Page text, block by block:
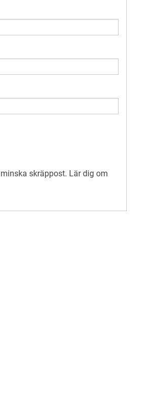
skräppost. Lär dig om